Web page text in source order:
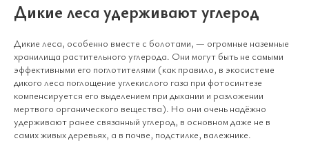
Дикие леса удерживают углерод
Дикие леса, особенно вместе с болотами, — огромные наземные
хранилища растительного углерода. Они могут быть не самыми
эффективными его поглотителями (как правило, в экосистеме
дикого леса поглощение углекислого газа при фотосинтезе
компенсируется его выделением при дыхании и разложении
мертвого органического вещества). Но они очень надёжно
удерживают ранее связанный углерод, в основном даже не в
самих живых деревьях, а в почве, подстилке, валежнике.